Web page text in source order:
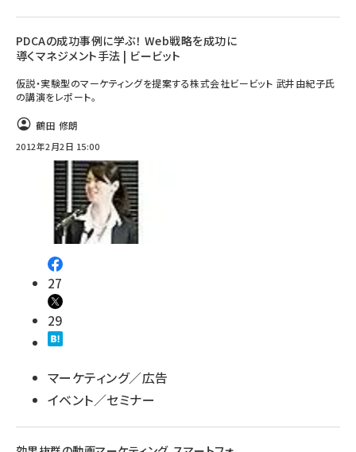
PDCAの成功事例に学ぶ！ Web戦略を成功に
導くマネジメント手法 | ビービット
仮説・実験型のマーケティングを提案する株式会社ビービット 武井由紀子氏
の講演をレポート。
鶴田 修朗
2012年2月2日 15:00
27
29
マーケティング／広告
イベント／セミナー